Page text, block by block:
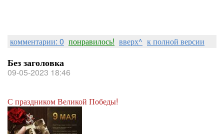
комментарии: 0 понравилось! вверх^ к полной версии
Без заголовка
09-05-2023 18:46
С праздником Великой Победы!